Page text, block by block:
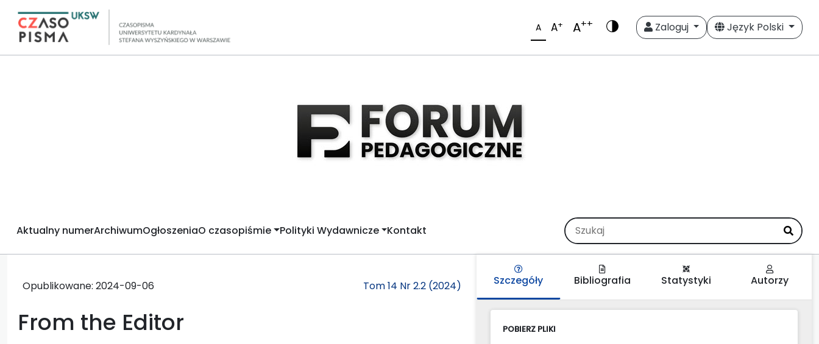
A A+ A++ Zaloguj Język Polski
Aktualny numerArchiwumOgłoszeniaO czasopiśmie Polityki Wydawnicze Kontakt
Opublikowane: 2024-09-06 Tom 14 Nr 2.2 (2024)
From the Editor
Szczegóły Bibliografia Statystyki Autorzy
POBIERZ PLIKI